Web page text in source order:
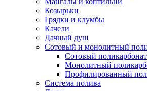
Козырьки
Грядки и клумбы
Качели
Дачный душ
Сотовый и монолитный
Сотовый поликарбонат
Монолитный
Профилированный
Система полива